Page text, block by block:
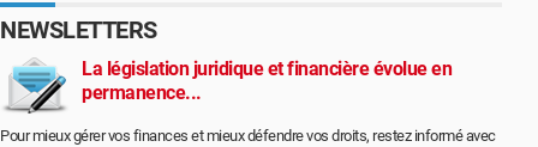
NEWSLETTERS
La législation juridique et financière évolue en
permanence...
Pour mieux gérer vos finances et mieux défendre vos droits, restez informé avec